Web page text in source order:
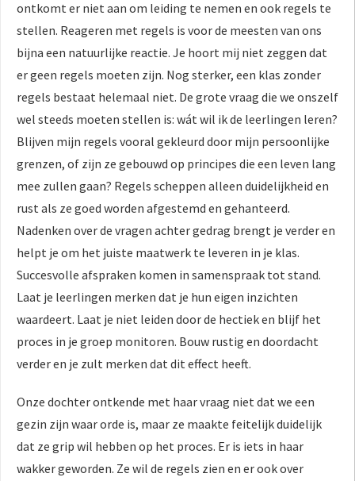
ontkomt er niet aan om leiding te nemen en ook regels te
stellen. Reageren met regels is voor de meesten van ons
bijna een natuurlijke reactie. Je hoort mij niet zeggen dat
er geen regels moeten zijn. Nog sterker, een klas zonder
regels bestaat helemaal niet. De grote vraag die we onszelf
wel steeds moeten stellen is: wát wil ik de leerlingen leren?
Blijven mijn regels vooral gekleurd door mijn persoonlijke
grenzen, of zijn ze gebouwd op principes die een leven lang
mee zullen gaan? Regels scheppen alleen duidelijkheid en
rust als ze goed worden afgestemd en gehanteerd.
Nadenken over de vragen achter gedrag brengt je verder en
helpt je om het juiste maatwerk te leveren in je klas.
Succesvolle afspraken komen in samenspraak tot stand.
Laat je leerlingen merken dat je hun eigen inzichten
waardeert. Laat je niet leiden door de hectiek en blijf het
proces in je groep monitoren. Bouw rustig en doordacht
verder en je zult merken dat dit effect heeft.
Onze dochter ontkende met haar vraag niet dat we een
gezin zijn waar orde is, maar ze maakte feitelijk duidelijk
dat ze grip wil hebben op het proces. Er is iets in haar
wakker geworden. Ze wil de regels zien en er ook over